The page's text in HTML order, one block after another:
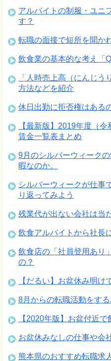
アルバイトの制服・ユニ
す？
転職の面接で短所を聞か
飲食業の基本的な考え「
「人時売上高（にんじう
方法などを紹介
休日出勤に拒否権はある
【最新版】2019年度（
賃金一覧表まとめ
9月のシルバーウィーク
暇なのか。
シルバーウィークが仕事
り返ってみよう
残業代が出ない会社は当
飲食アルバイトから社長
飲食店の「社員登用あり
の？
【だるい】お盆休み明
8月からの転職活動をする
【2020年版】お盆付近
お盆休みなしの仕事や会
熊本県のおすすめ転職求